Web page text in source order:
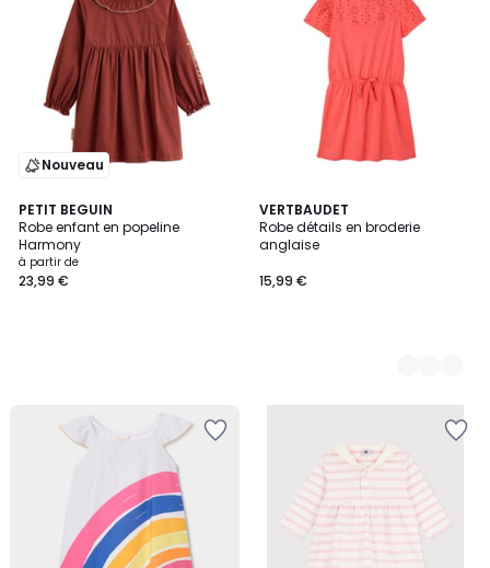
Nouveau
PETIT BEGUIN
Robe enfant en popeline
Harmony
Prix
à
à partir de
23,99 €
VERTBAUDET
Robe détails en broderie
anglaise
15,99 €
4
Couleurs